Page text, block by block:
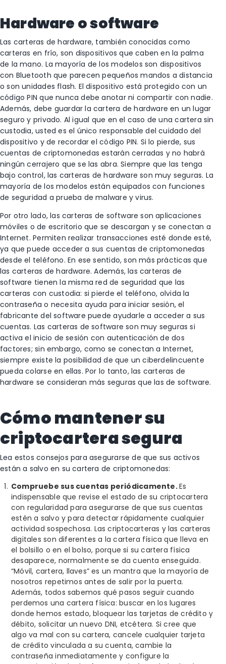
Hardware o software
Las carteras de hardware, también conocidas como
carteras en frío, son dispositivos que caben en la palma
de la mano. La mayoría de los modelos son dispositivos
con Bluetooth que parecen pequeños mandos a distancia
o son unidades flash. El dispositivo está protegido con un
código PIN que nunca debe anotar ni compartir con nadie.
Además, debe guardar la cartera de hardware en un lugar
seguro y privado. Al igual que en el caso de una cartera sin
custodia, usted es el único responsable del cuidado del
dispositivo y de recordar el código PIN. Si lo pierde, sus
cuentas de criptomonedas estarán cerradas y no habrá
ningún cerrajero que se las abra. Siempre que las tenga
bajo control, las carteras de hardware son muy seguras. La
mayoría de los modelos están equipados con funciones
de seguridad a prueba de malware y virus.
Por otro lado, las carteras de software son aplicaciones
móviles o de escritorio que se descargan y se conectan a
Internet. Permiten realizar transacciones esté donde esté,
ya que puede acceder a sus cuentas de criptomonedas
desde el teléfono. En ese sentido, son más prácticas que
las carteras de hardware. Además, las carteras de
software tienen la misma red de seguridad que las
carteras con custodia: si pierde el teléfono, olvida la
contraseña o necesita ayuda para iniciar sesión, el
fabricante del software puede ayudarle a acceder a sus
cuentas. Las carteras de software son muy seguras si
activa el inicio de sesión con autenticación de dos
factores; sin embargo, como se conectan a Internet,
siempre existe la posibilidad de que un ciberdelincuente
pueda colarse en ellas. Por lo tanto, las carteras de
hardware se consideran más seguras que las de software.
Cómo mantener su
criptocartera segura
Lea estos consejos para asegurarse de que sus activos
están a salvo en su cartera de criptomonedas:
Compruebe sus cuentas periódicamente.Es
indispensable que revise el estado de su criptocartera
con regularidad para asegurarse de que sus cuentas
estén a salvo y para detectar rápidamente cualquier
actividad sospechosa. Las criptocarteras y las carteras
digitales son diferentes a la cartera física que lleva en
el bolsillo o en el bolso, porque si su cartera física
desaparece, normalmente se da cuenta enseguida.
“Móvil, cartera, llaves” es un mantra que la mayoría de
nosotros repetimos antes de salir por la puerta.
Además, todos sabemos qué pasos seguir cuando
perdemos una cartera física: buscar en los lugares
donde hemos estado, bloquear las tarjetas de crédito y
débito, solicitar un nuevo DNI, etcétera. Si cree que
algo va mal con su cartera, cancele cualquier tarjeta
de crédito vinculada a su cuenta, cambie la
contraseña inmediatamente y configure la